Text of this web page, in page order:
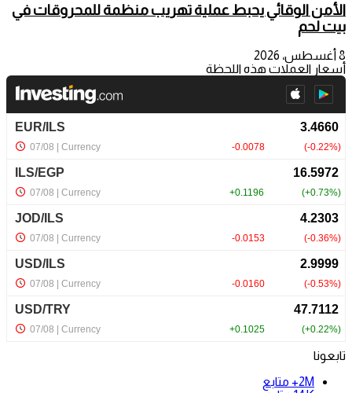
الأمن الوقائي يحبط عملية تهريب منظمة للمحروقات في
بيت لحم
8 أغسطس، 2026
أسعار العملات هذه اللحظة
تابعونا
2M+
متابع